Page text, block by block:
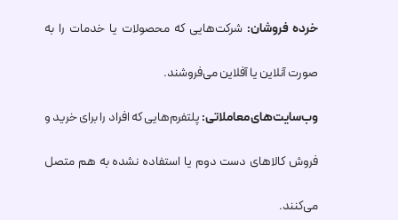
خرده فروشان: شرکت‌هایی که محصولات یا خدمات را به
صورت آنلاین یا آفلاین می‌فروشند.
وب‌سایت‌های معاملاتی:پلتفرم‌هایی که افراد را برای خرید و
فروش کالاهای دست دوم یا استفاده نشده به هم متصل
می‌کنند.